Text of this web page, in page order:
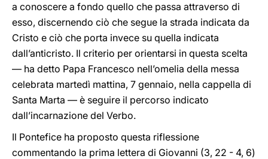
a conoscere a fondo quello che passa attraverso di
esso, discernendo ciò che segue la strada indicata da
Cristo e ciò che porta invece su quella indicata
dall’anticristo. Il criterio per orientarsi in questa scelta
— ha detto Papa Francesco nell’omelia della messa
celebrata martedì mattina, 7 gennaio, nella cappella di
Santa Marta — è seguire il percorso indicato
dall’incarnazione del Verbo.
Il Pontefice ha proposto questa riflessione
commentando la prima lettera di Giovanni (3, 22 - 4, 6)